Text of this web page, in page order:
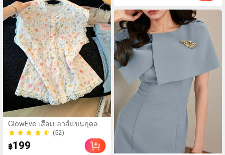
GlowEve เสื้อเบลาส์แขนกุดลาย
ดอกไม้ตกแต่งลูกไม้สำหรับผู้
หญิงสไตล์ลำลองฤดูร้อน
100+ ขายแล้ว
(52)
100+ ขายแล้ว
฿199